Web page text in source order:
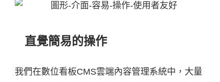
直覺簡易的操作
我們在數位看板CMS雲端內容管理系統中，大量